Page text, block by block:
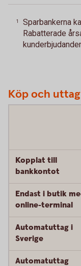
1
Sparbankerna
Rabatterade
Köp och uttag
Kopplat till
bankkontot
Endast i butik
online-terminal
Automatuttag i
Sverige
Automatuttag